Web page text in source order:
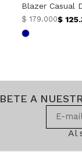
Blazer Casual
$ 179.000$
A
Al